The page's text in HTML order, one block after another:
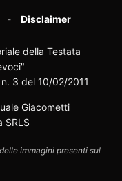
Disclaimer
della Testata
3 del 10/02/2011
Giacometti
SRLS
immagini presenti sul